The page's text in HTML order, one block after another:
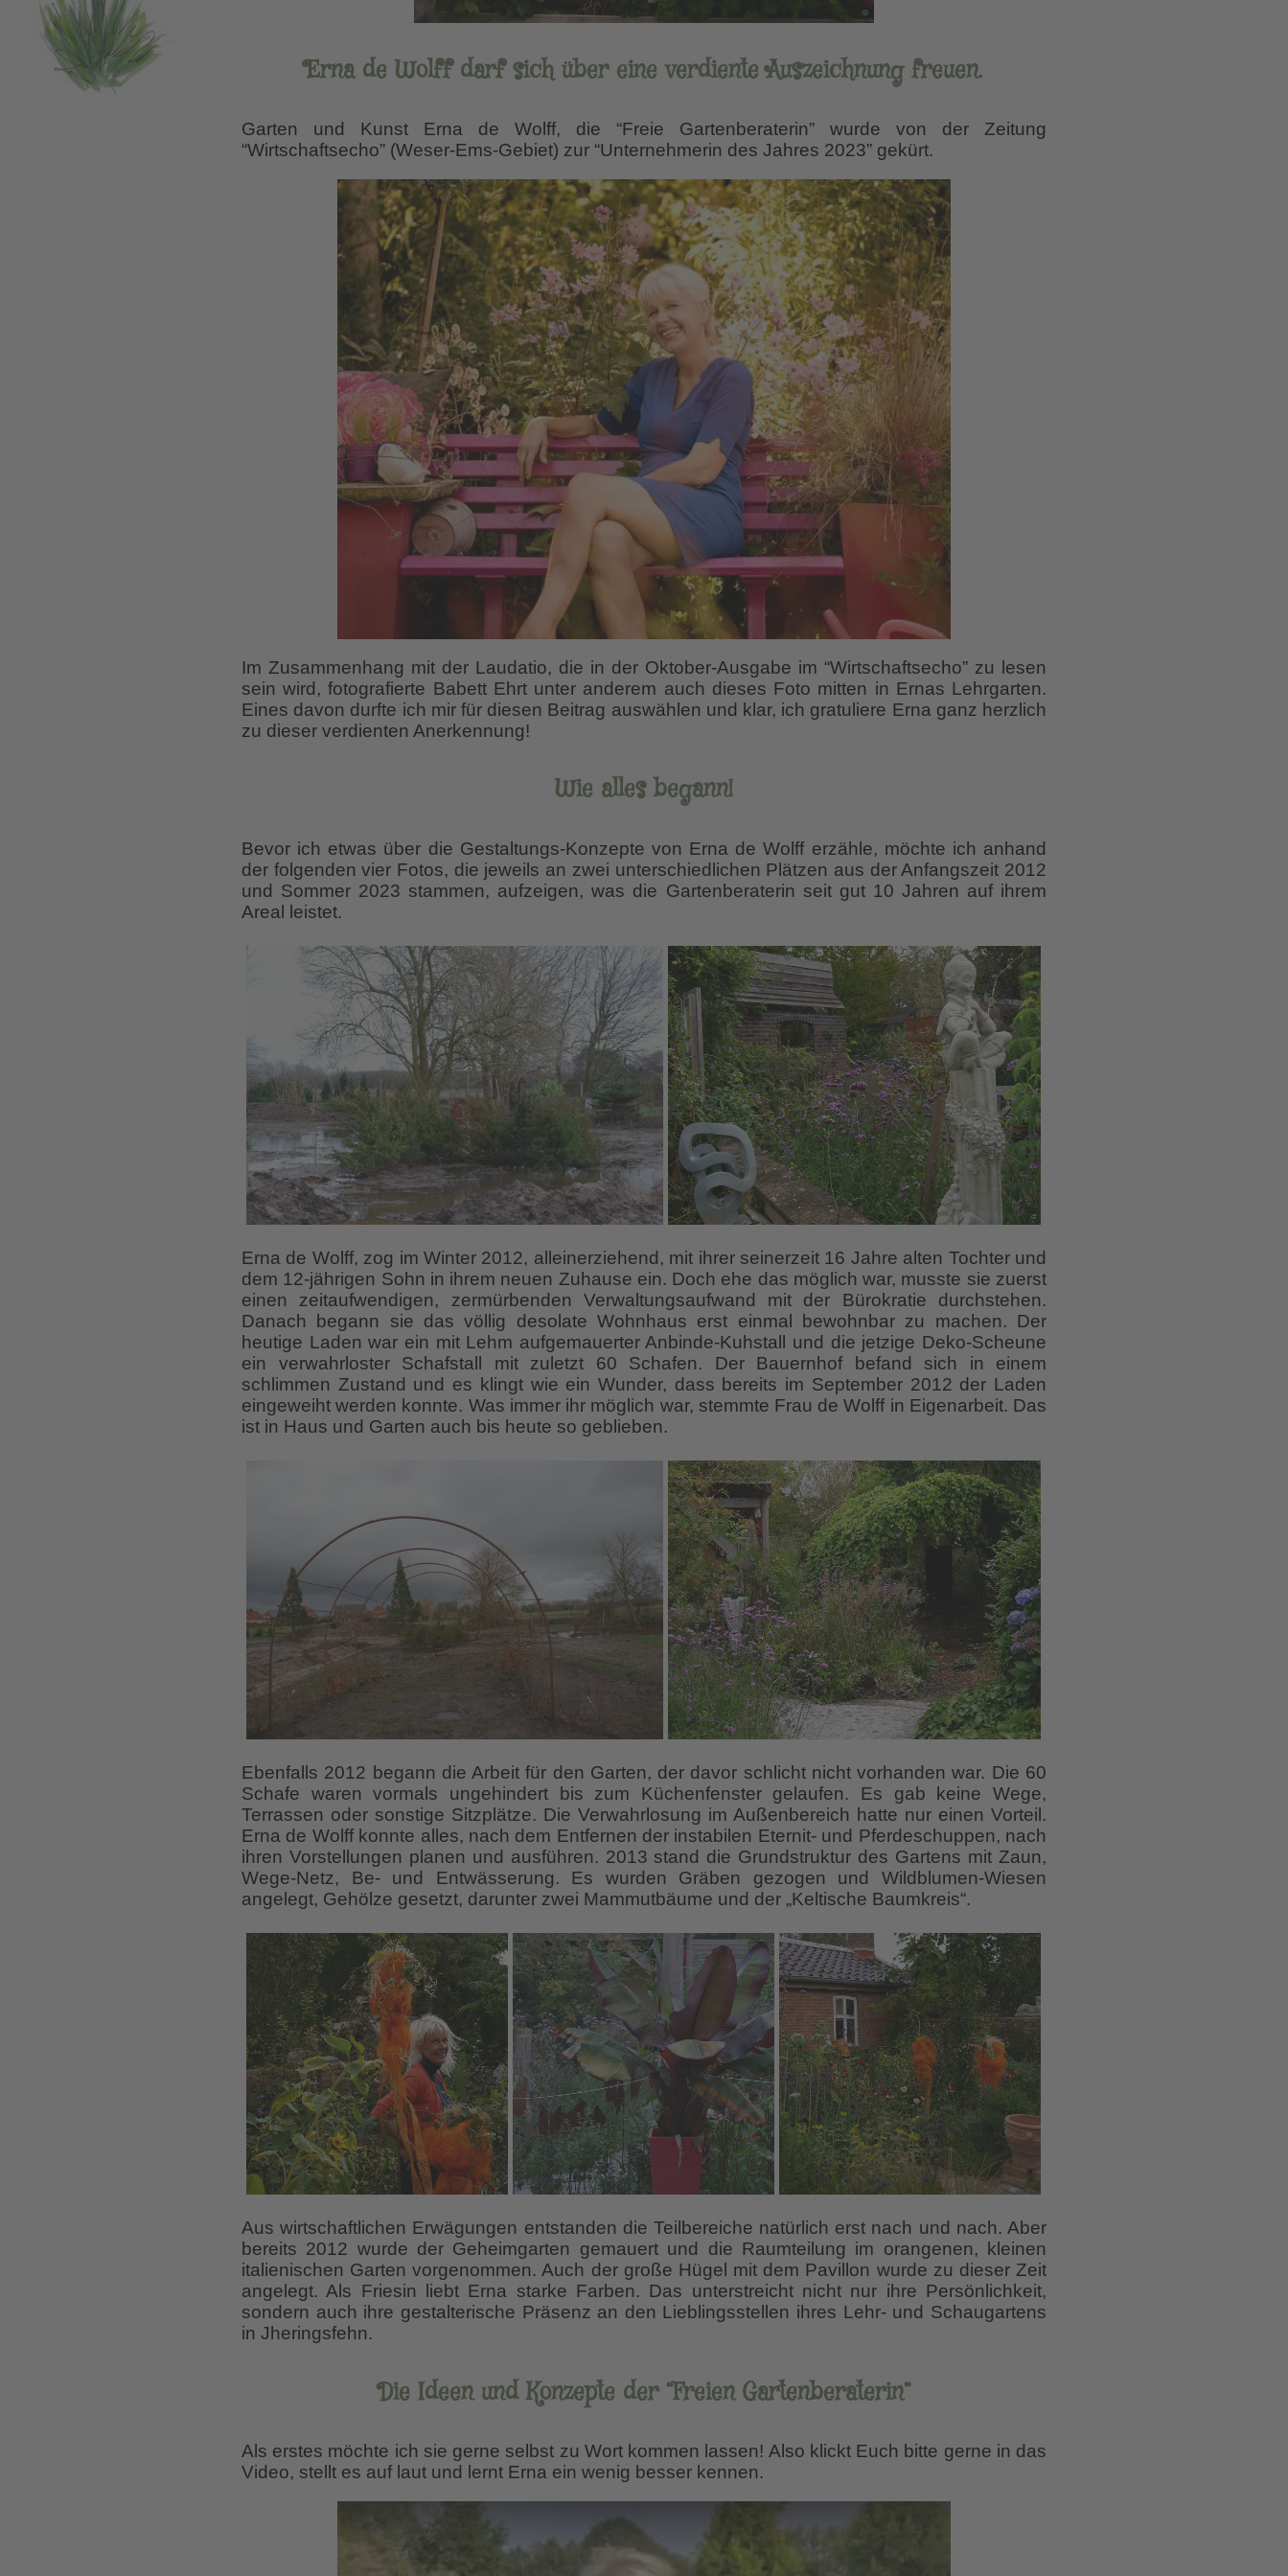
Erna de Wolff darf sich über eine verdiente Auszeichnung freuen.
Garten und Kunst Erna de Wolff, die “Freie Gartenberaterin” wurde von der Zeitung
“Wirtschaftsecho” (Weser-Ems-Gebiet) zur “Unternehmerin des Jahres 2023” gekürt.
Im Zusammenhang mit der Laudatio, die in der Oktober-Ausgabe im “Wirtschaftsecho” zu lesen
sein wird, fotografierte Babett Ehrt unter anderem auch dieses Foto mitten in Ernas Lehrgarten.
Eines davon durfte ich mir für diesen Beitrag auswählen und klar, ich gratuliere Erna ganz herzlich
zu dieser verdienten Anerkennung!
Wie alles begann!
Bevor ich etwas über die Gestaltungs-Konzepte von Erna de Wolff erzähle, möchte ich anhand
der folgenden vier Fotos, die jeweils an zwei unterschiedlichen Plätzen aus der Anfangszeit 2012
und Sommer 2023 stammen, aufzeigen, was die Gartenberaterin seit gut 10 Jahren auf ihrem
Areal leistet.
Erna de Wolff, zog im Winter 2012, alleinerziehend, mit ihrer seinerzeit 16 Jahre alten Tochter und
dem 12-jährigen Sohn in ihrem neuen Zuhause ein. Doch ehe das möglich war, musste sie zuerst
einen zeitaufwendigen, zermürbenden Verwaltungsaufwand mit der Bürokratie durchstehen.
Danach begann sie das völlig desolate Wohnhaus erst einmal bewohnbar zu machen. Der
heutige Laden war ein mit Lehm aufgemauerter Anbinde-Kuhstall und die jetzige Deko-Scheune
ein verwahrloster Schafstall mit zuletzt 60 Schafen. Der Bauernhof befand sich in einem
schlimmen Zustand und es klingt wie ein Wunder, dass bereits im September 2012 der Laden
eingeweiht werden konnte. Was immer ihr möglich war, stemmte Frau de Wolff in Eigenarbeit. Das
ist in Haus und Garten auch bis heute so geblieben.
Ebenfalls 2012 begann die Arbeit für den Garten, der davor schlicht nicht vorhanden war. Die 60
Schafe waren vormals ungehindert bis zum Küchenfenster gelaufen. Es gab keine Wege,
Terrassen oder sonstige Sitzplätze. Die Verwahrlosung im Außenbereich hatte nur einen Vorteil.
Erna de Wolff konnte alles, nach dem Entfernen der instabilen Eternit- und Pferdeschuppen, nach
ihren Vorstellungen planen und ausführen. 2013 stand die Grundstruktur des Gartens mit Zaun,
Wege-Netz, Be- und Entwässerung. Es wurden Gräben gezogen und Wildblumen-Wiesen
angelegt, Gehölze gesetzt, darunter zwei Mammutbäume und der „Keltische Baumkreis“.
Aus wirtschaftlichen Erwägungen entstanden die Teilbereiche natürlich erst nach und nach. Aber
bereits 2012 wurde der Geheimgarten gemauert und die Raumteilung im orangenen, kleinen
italienischen Garten vorgenommen. Auch der große Hügel mit dem Pavillon wurde zu dieser Zeit
angelegt. Als Friesin liebt Erna starke Farben. Das unterstreicht nicht nur ihre Persönlichkeit,
sondern auch ihre gestalterische Präsenz an den Lieblingsstellen ihres Lehr- und Schaugartens
in Jheringsfehn.
Die Ideen und Konzepte der “Freien Gartenberaterin”
Als erstes möchte ich sie gerne selbst zu Wort kommen lassen! Also klickt Euch bitte gerne in das
Video, stellt es auf laut und lernt Erna ein wenig besser kennen.